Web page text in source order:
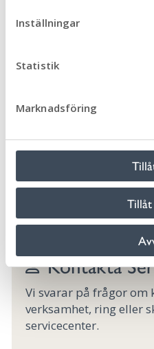
Inställningar
Statistik
Marknadsföring
utser begravningsombud.
Anders Wassbäck,
Hjälp vid dödsfall/
Kontakta
Vi svarar på frågor om
verksamhet, ring eller
servicecenter.